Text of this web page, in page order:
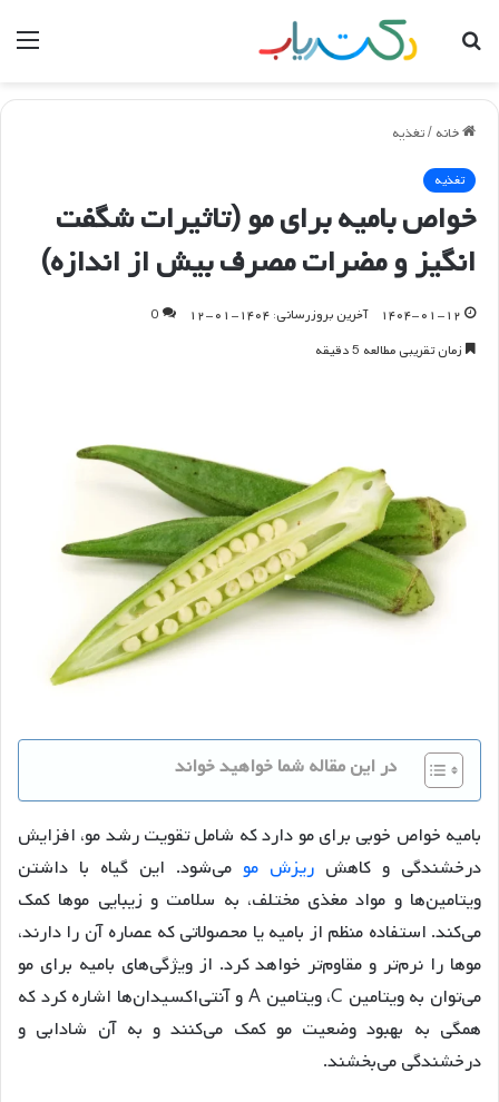
جستجو
خانه /تغذیه
تغذیه
خواص بامیه برای مو (تاثیرات شگفت
انگیز و مضرات مصرف بیش از اندازه)
۱۴۰۴-۰۱-۱۲ آخرین بروزرسانی: ۱۴۰۴-۰۱-۱۲
0
زمان تقریبی مطالعه 5 دقیقه
در این مقاله شما خواهید خواند
بامیه خواص خوبی برای مو دارد که شامل تقویت رشد مو، افزایش
درخشندگی و کاهش ریزش مو می‌شود. این گیاه با داشتن
ویتامین‌ها و مواد مغذی مختلف، به سلامت و زیبایی موها کمک
می‌کند. استفاده منظم از بامیه یا محصولاتی که عصاره آن را دارند،
موها را نرم‌تر و مقاوم‌تر خواهد کرد. از ویژگی‌های بامیه برای مو
می‌توان به ویتامین C، ویتامین A و آنتی‌اکسیدان‌ها اشاره کرد که
همگی به بهبود وضعیت مو کمک می‌کنند و به آن شادابی و
درخشندگی می‌بخشند.